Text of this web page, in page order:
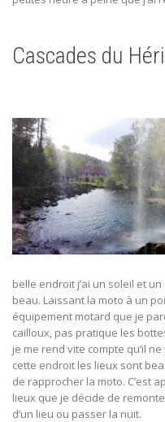
Cascades du
belle endroit j’ai un soleil et
beau. Laissant la moto à un
équipement motard que je
cailloux, pas pratique les
je me rend vite compte qu’il
cette endroit les lieux sont
de rapprocher la moto. C’est
lieux que je décide de
d’un lieu ou passer la nuit.